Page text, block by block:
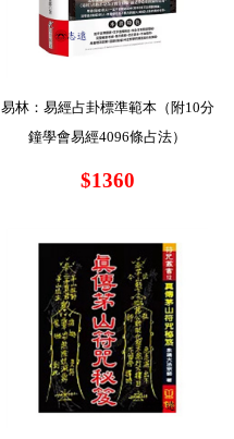
易林：易經占卦標準範本（附10分
鐘學會易經4096條占法）
$1360